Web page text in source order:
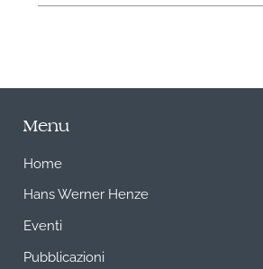
Menu
Home
Hans Werner Henze
Eventi
Pubblicazioni